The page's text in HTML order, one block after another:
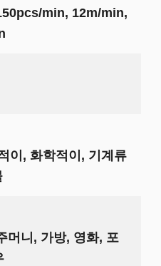
min, 12m/min,
이, 화학적이, 기계류
머니, 가방, 영화, 포